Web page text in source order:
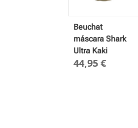
Beuchat
máscara Shark
Ultra Kaki
44,95€